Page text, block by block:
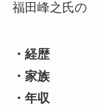
福田峰之氏の
・経歴
・家族
・年収